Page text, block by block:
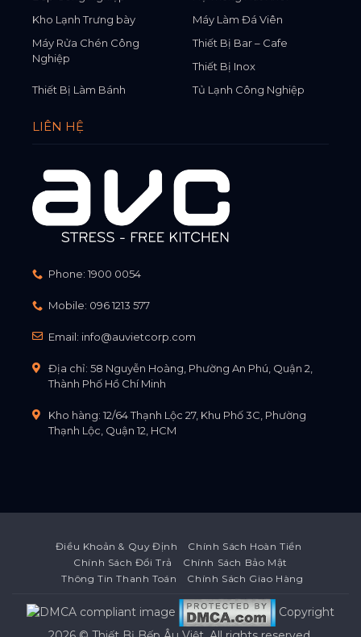
Kho Lạnh Trưng bày
Máy Làm Đá Viên
Máy Rửa Chén Công
Nghiệp
Thiết Bị Bar – Cafe
Thiết Bị Inox
Thiết Bị Làm Bánh
Tủ Lạnh Công Nghiệp
LIÊN HỆ
Phone: 1900 0054
Mobile: 096 1213 577
Email: info@auvietcorp.com
Địa chỉ: 58 Nguyễn Hoàng, Phường An Phú, Quận 2,
Thành Phố Hồ Chí Minh
Kho hàng: 12/64 Thạnh Lộc 27, Khu Phố 3C, Phường
Thạnh Lộc, Quận 12, HCM
Điều Khoản & Quy Định
Chính Sách Hoàn Tiền
Chính Sách Đổi Trả
Chính Sách Bảo Mật
Thông Tin Thanh Toán
Chính Sách Giao Hàng
Copyright